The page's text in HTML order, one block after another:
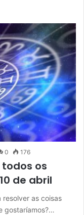
0 176
os
de abril
resolver as coisas
gostaríamos?…